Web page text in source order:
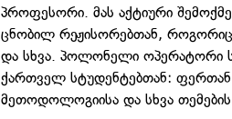
პროფესორი. მას აქტიური
ცნობილ რეჟისორებთან, როგორიც
და სხვა. პოლონელი ოპერატორი
ქართველ სტუდენტებთან: ფერთან
მეთოდოლოგიისა და სხვა თემების